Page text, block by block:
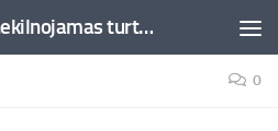
Akcijos, Investavimas, nekilnojamas turtas, kriptovaliutos - Besociai.lt
0